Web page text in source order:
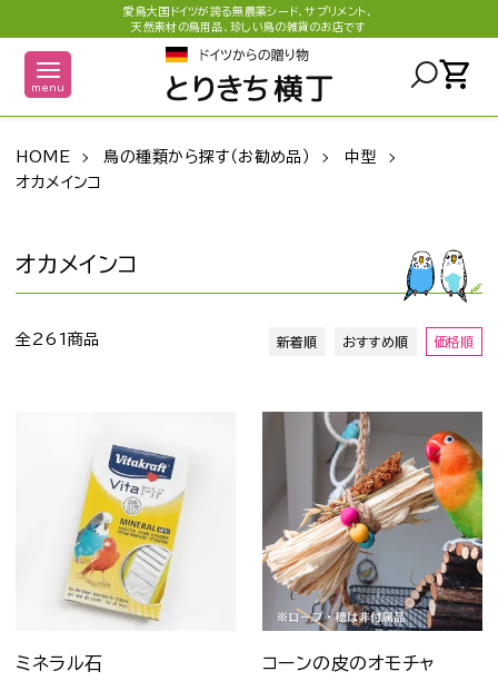
愛鳥大国ドイツが誇る無農薬シード、サプリメント、
天然素材の鳥用品、珍しい鳥の雑貨のお店です
menu shopping_cart
HOME 鳥の種類から探す（お勧め品）
中型
オカメインコ
オカメインコ
全261商品 新着順 おすすめ順 価格順
ミネラル石 コーンの皮のオモチャ